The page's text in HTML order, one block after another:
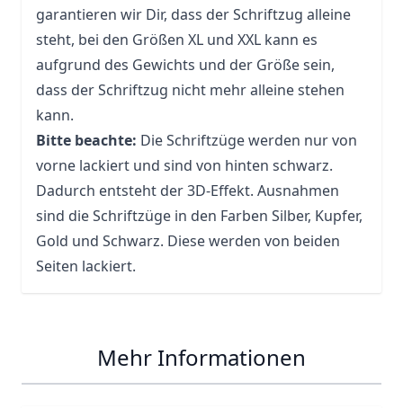
garantieren wir Dir, dass der Schriftzug alleine
steht, bei den Größen XL und XXL kann es
aufgrund des Gewichts und der Größe sein,
dass der Schriftzug nicht mehr alleine stehen
kann.
Bitte beachte: Die Schriftzüge werden nur von
vorne lackiert und sind von hinten schwarz.
Dadurch entsteht der 3D-Effekt. Ausnahmen
sind die Schriftzüge in den Farben Silber, Kupfer,
Gold und Schwarz. Diese werden von beiden
Seiten lackiert.
Mehr Informationen